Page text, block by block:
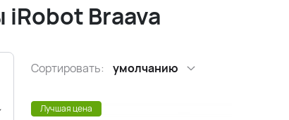
Braava
Сортировать: умолчанию
Лучшая цена